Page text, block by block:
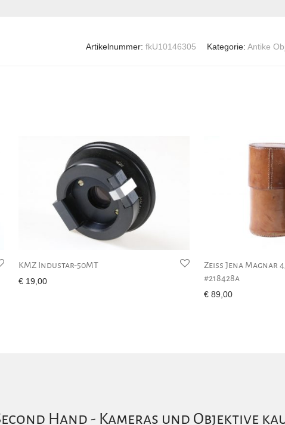
Artikelnummer: fkU10146305 Kategorie: Antike
KMZ Industar-50MT
€ 19,00
Zeiss Jena Magnar
#218428a
€ 89,00
Hand - Kameras und Objektive